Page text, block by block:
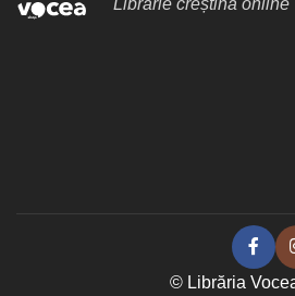
Librărie creștină online
© Librăria